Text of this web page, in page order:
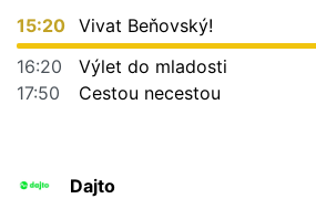
15:20 Vivat Beňovský!
16:20
Výlet do mladosti
17:50
Cestou necestou
Dajto